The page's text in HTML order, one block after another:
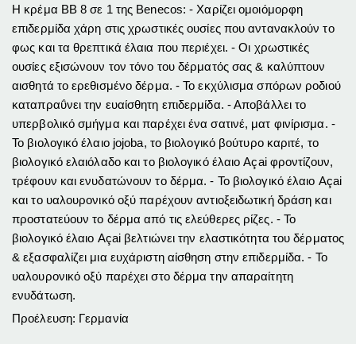
Η κρέμα ΒΒ 8 σε 1 της Benecos: - Χαρίζει ομοιόμορφη
επιδερμίδα χάρη στις χρωστικές ουσίες που αντανακλούν το
φως και τα θρεπτικά έλαια που περιέχει. - Οι χρωστικές
ουσίες εξισώνουν τον τόνο του δέρματός σας & καλύπτουν
αισθητά το ερεθισμένο δέρμα. - Το εκχύλισμα σπόρων ροδιού
καταπραΰνει την ευαίσθητη επιδερμίδα. - Αποβάλλει το
υπερβολικό σμήγμα και παρέχει ένα σατινέ, ματ φινίρισμα. -
Το βιολογικό έλαιο jojoba, το βιολογικό βούτυρο καριτέ, το
βιολογικό ελαιόλαδο και το βιολογικό έλαιο Açai φροντίζουν,
τρέφουν και ενυδατώνουν το δέρμα. - Το βιολογικό έλαιο Açai
και το υαλουρονικό οξύ παρέχουν αντιοξειδωτική δράση και
προστατεύουν το δέρμα από τις ελεύθερες ρίζες. - Το
βιολογικό έλαιο Açai βελτιώνει την ελαστικότητα του δέρματος
& εξασφαλίζει μια ευχάριστη αίσθηση στην επιδερμίδα. - Το
υαλουρονικό οξύ παρέχει στο δέρμα την απαραίτητη
ενυδάτωση.
Προέλευση: Γερμανία